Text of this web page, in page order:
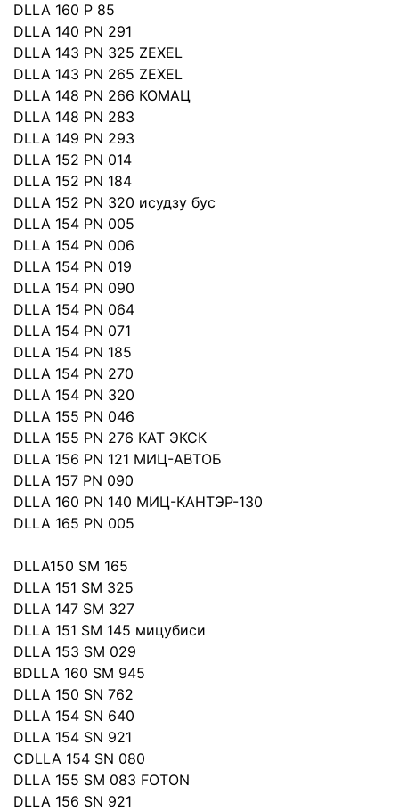
DLLA 160 P 85
DLLA 140 PN 291
DLLA 143 PN 325 ZEXEL
DLLA 143 PN 265 ZEXEL
DLLA 148 PN 266 КОМАЦ
DLLA 148 PN 283
DLLA 149 PN 293
DLLA 152 PN 014
DLLA 152 PN 184
DLLA 152 PN 320 исудзу бус
DLLA 154 PN 005
DLLA 154 PN 006
DLLA 154 PN 019
DLLA 154 PN 090
DLLA 154 PN 064
DLLA 154 PN 071
DLLA 154 PN 185
DLLA 154 PN 270
DLLA 154 PN 320
DLLA 155 PN 046
DLLA 155 PN 276 KAT ЭКСК
DLLA 156 PN 121 MИЦ-АВТОБ
DLLA 157 PN 090
DLLA 160 PN 140 МИЦ-КАНТЭР-130
DLLA 165 PN 005
DLLA150 SM 165
DLLA 151 SM 325
DLLA 147 SM 327
DLLA 151 SM 145 мицубиси
DLLA 153 SM 029
BDLLA 160 SM 945
DLLA 150 SN 762
DLLA 154 SN 640
DLLA 154 SN 921
CDLLA 154 SN 080
DLLA 155 SM 083 FOTON
DLLA 156 SN 921